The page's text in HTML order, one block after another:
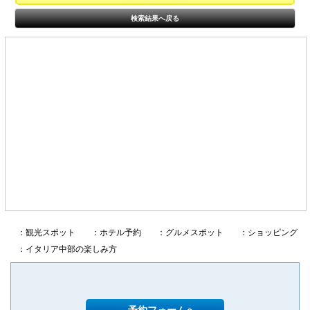
検索結果へ戻る
：観光スポット ：ホテル予約 ：グルメスポット
：ショッピング
：イタリア中部の楽しみ方